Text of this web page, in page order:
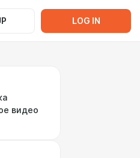
LOG IN
видео